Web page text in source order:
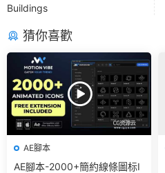
Buildings
猜你喜歡
AE腳本
AE腳本-2000+簡約線條圖标I